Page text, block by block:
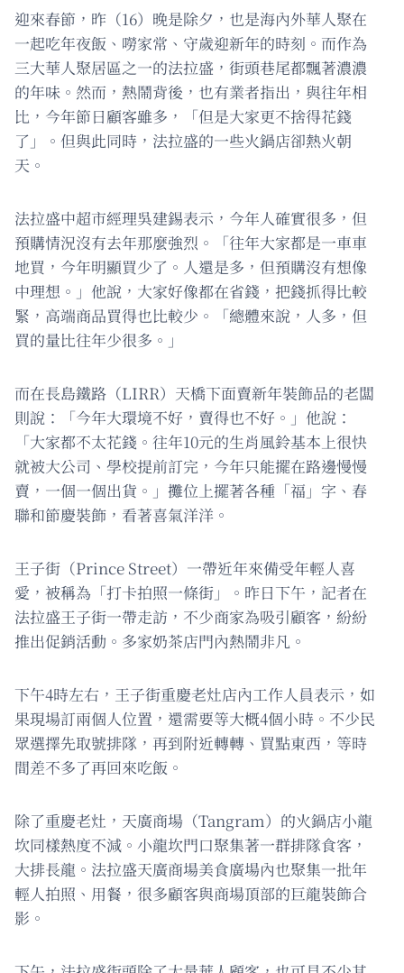
迎來春節，昨（16）晚是除夕，也是海內外華人聚在
一起吃年夜飯、嘮家常、守歲迎新年的時刻。而作為
三大華人聚居區之一的法拉盛，街頭巷尾都飄著濃濃
的年味。然而，熱鬧背後，也有業者指出，與往年相
比，今年節日顧客雖多，「但是大家更不捨得花錢
了」。但與此同時，法拉盛的一些火鍋店卻熱火朝
天。
法拉盛中超市經理吳建錫表示，今年人確實很多，但
預購情況沒有去年那麼強烈。「往年大家都是一車車
地買，今年明顯買少了。人還是多，但預購沒有想像
中理想。」他說，大家好像都在省錢，把錢抓得比較
緊，高端商品買得也比較少。「總體來說，人多，但
買的量比往年少很多。」
而在長島鐵路（LIRR）天橋下面賣新年裝飾品的老闆
則說：「今年大環境不好，賣得也不好。」他說：
「大家都不太花錢。往年10元的生肖風鈴基本上很快
就被大公司、學校提前訂完，今年只能擺在路邊慢慢
賣，一個一個出貨。」攤位上擺著各種「福」字、春
聯和節慶裝飾，看著喜氣洋洋。
王子街（Prince Street）一帶近年來備受年輕人喜
愛，被稱為「打卡拍照一條街」。昨日下午，記者在
法拉盛王子街一帶走訪，不少商家為吸引顧客，紛紛
推出促銷活動。多家奶茶店門內熱鬧非凡。
下午4時左右，王子街重慶老灶店內工作人員表示，如
果現場訂兩個人位置，還需要等大概4個小時。不少民
眾選擇先取號排隊，再到附近轉轉、買點東西，等時
間差不多了再回來吃飯。
除了重慶老灶，天廣商場（Tangram）的火鍋店小龍
坎同樣熱度不減。小龍坎門口聚集著一群排隊食客，
大排長龍。法拉盛天廣商場美食廣場內也聚集一批年
輕人拍照、用餐，很多顧客與商場頂部的巨龍裝飾合
影。